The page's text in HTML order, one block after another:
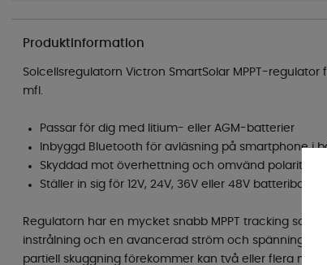
Produktinformation
Solcellsregulatorn Victron SmartSolar MPPT-
mfl.
Passar för dig med litium- eller AGM-batterier
Inbyggd Bluetooth för avläsning på smartphone i
Skyddad mot överhettning och omvänd polaritet
Ställer in sig för 12V, 24V, 36V eller 48V batteribank
Regulatorn har en mycket snabb MPPT tracking som
instrålning och en avancerad ström och
partiell skuggning förekommer kan två eller flera